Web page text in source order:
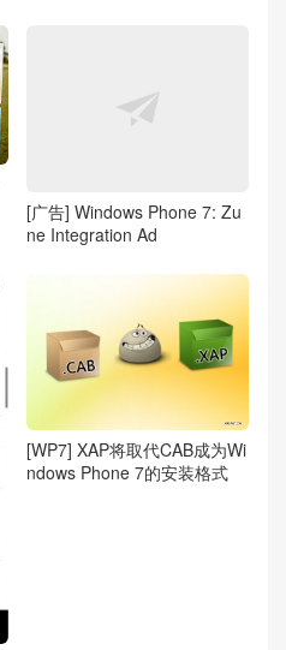
[广告] Windows Phone 7: Zu
ne Integration Ad
[WP7] XAP将取代CAB成为Wi
ndows Phone 7的安装格式